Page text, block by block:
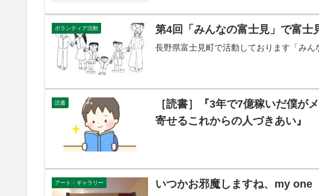
ボランティア活動 第4回「みんなの富士見」で富士
長野県富士見町で活動しております「みん
読書
［読書］『3年で7億稼いだ僕が
寄せるこれからの人づきあい』
アート・ギャラリー いつかお邪魔しますね、my one